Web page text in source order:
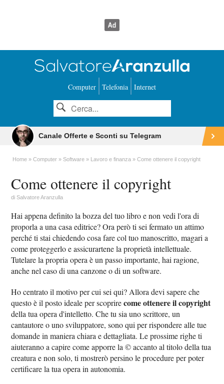
Computer Telefonia Internet
Canale Offerte e Sconti su Telegram
Home Computer Software Lavoro e finanza Come ottenere il copyright
Come ottenere il copyright
diSalvatore Aranzulla
Hai appena definito la bozza del tuo libro e non vedi l'ora di
proporla a una casa editrice? Ora però ti sei fermato un attimo
perché ti stai chiedendo cosa fare col tuo manoscritto, magari a
come proteggerlo e assicurartene la proprietà intellettuale.
Tutelare la propria opera è un passo importante, hai ragione,
anche nel caso di una canzone o di un software.
Ho centrato il motivo per cui sei qui? Allora devi sapere che
questo è il posto ideale per scoprirecome ottenere il copyright
della tua opera d'intelletto. Che tu sia uno scrittore, un
cantautore o uno sviluppatore, sono qui per rispondere alle tue
domande in maniera chiara e dettagliata. Le prossime righe ti
aiuteranno a capire come apporre la © accanto al titolo della tua
creatura e non solo, ti mostrerò persino le procedure per poter
certificare la tua opera in autonomia.